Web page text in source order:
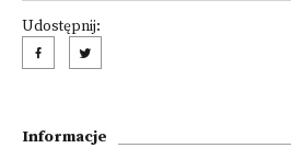
Udostępnij:
Informacje